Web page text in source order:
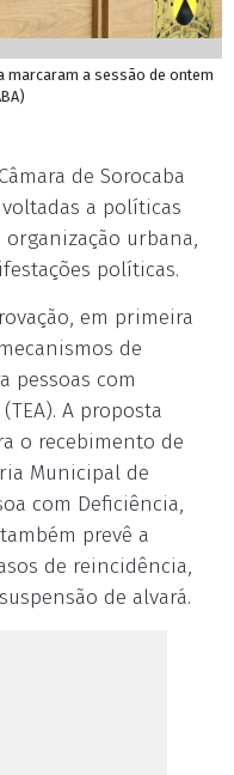
marcaram a sessão de ontem
de Sorocaba
a políticas
urbana,
políticas.
em primeira
de
pessoas com
A proposta
o recebimento de
Municipal de
com Deficiência,
prevê a
de reincidência,
de alvará.